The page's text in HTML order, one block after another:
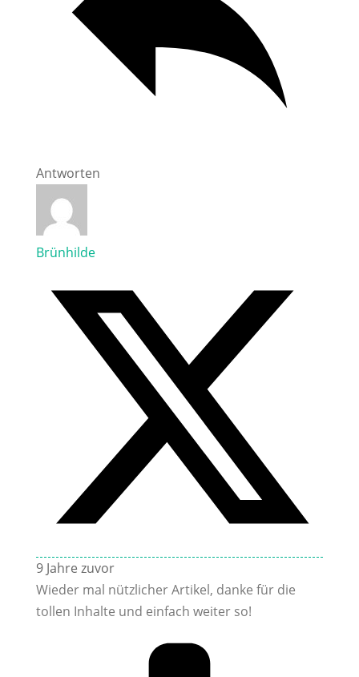
Antworten
Brünhilde
9 Jahre zuvor
Wieder mal nützlicher Artikel, danke für die
tollen Inhalte und einfach weiter so!